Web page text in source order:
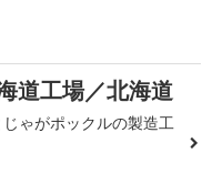
道工場／北海道
ゃがポックルの製造工